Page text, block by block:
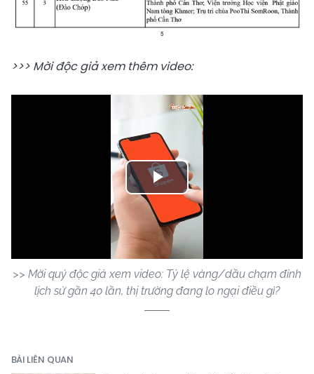
>>> Mời độc giả xem thêm video:
Play
Video
>> Mời quý độc giả xem video: Tỷ lệ vàng/dầu chạm đỉnh
lịch sử gần 40 lần, thị trường đang lo ngại điều gì?
BÀI LIÊN QUAN